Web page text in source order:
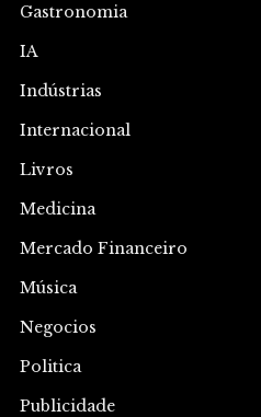
Gastronomia
IA
Indústrias
Internacional
Livros
Medicina
Mercado Financeiro
Música
Negocios
Politica
Publicidade